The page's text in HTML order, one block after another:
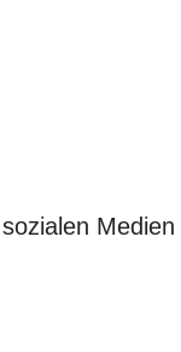
Medien